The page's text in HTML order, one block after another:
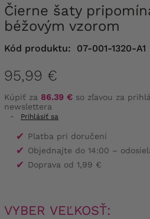
Čierne šaty pripomínajúce blejzer s
béžovým vzorom
Kód produktu: 07-001-1320-A1
95,99 €
Kúpiť za 86.39 € so zľavou za
newslettera
-
Prihlásiť sa
✔ Platba pri doručení
✔ Objednajte do 14:00 –
✔ Doprava od 1,99 €
VYBER VEĽKOSŤ: